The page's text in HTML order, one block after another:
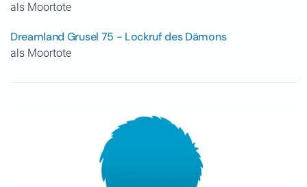
als Moortote
Dreamland Grusel 75 - Lockruf des Dämons
als Moortote